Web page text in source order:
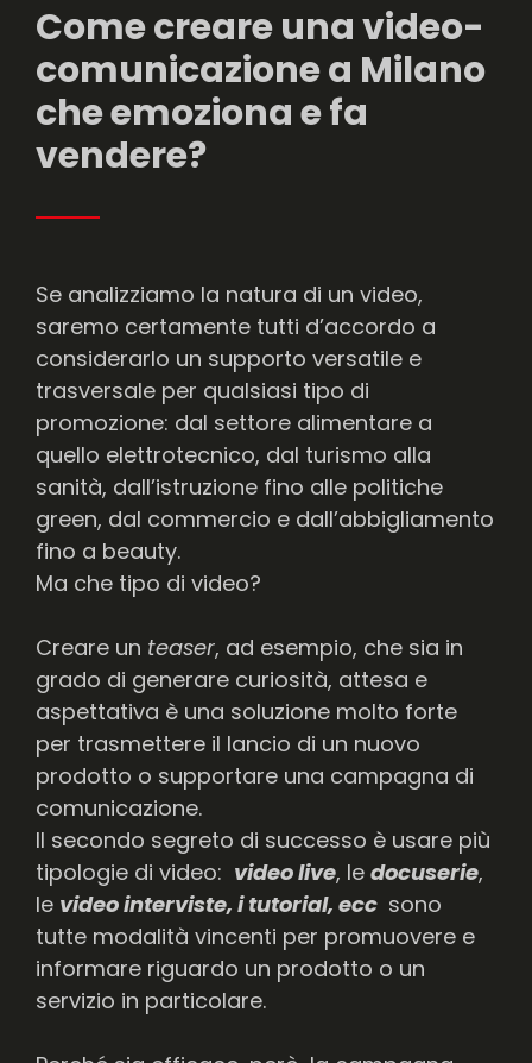
Come creare una video-
comunicazione a Milano
che emoziona e fa
vendere?
Se analizziamo la natura di un video,
saremo certamente tutti d’accordo a
considerarlo un supporto versatile e
trasversale per qualsiasi tipo di
promozione: dal settore alimentare a
quello elettrotecnico, dal turismo alla
sanità, dall’istruzione fino alle politiche
green, dal commercio e dall’abbigliamento
fino a beauty.
Ma che tipo di video?
Creare un teaser, ad esempio, che sia in
grado di generare curiosità, attesa e
aspettativa è una soluzione molto forte
per trasmettere il lancio di un nuovo
prodotto o supportare una campagna di
comunicazione.
Il secondo segreto di successo è usare più
tipologie di video: video live, le docuserie,
le video interviste, i tutorial, ecc sono
tutte modalità vincenti per promuovere e
informare riguardo un prodotto o un
servizio in particolare.